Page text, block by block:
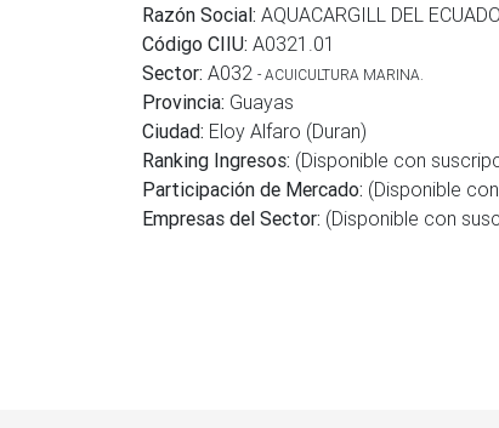
Razón Social: AQUACARGILL DEL
Código CIIU: A0321.01
Sector: A032 - ACUICULTURA MARINA.
Provincia: Guayas
Ciudad: Eloy Alfaro (Duran)
Ranking Ingresos: (Disponible con
Participación de Mercado: (Disponible
Empresas del Sector: (Disponible con